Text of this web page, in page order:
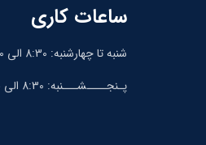
ساعات کاری
شنبه تا چهارشنبه: 8:30 الی 18:00
پـنجــــشـــنبه: 8:30 الی 13:00